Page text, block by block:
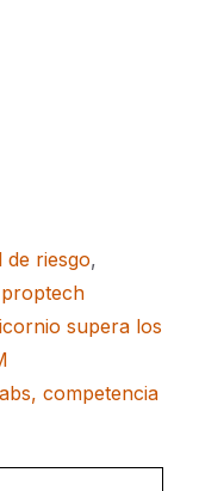
de riesgo,
proptech
supera los
competencia